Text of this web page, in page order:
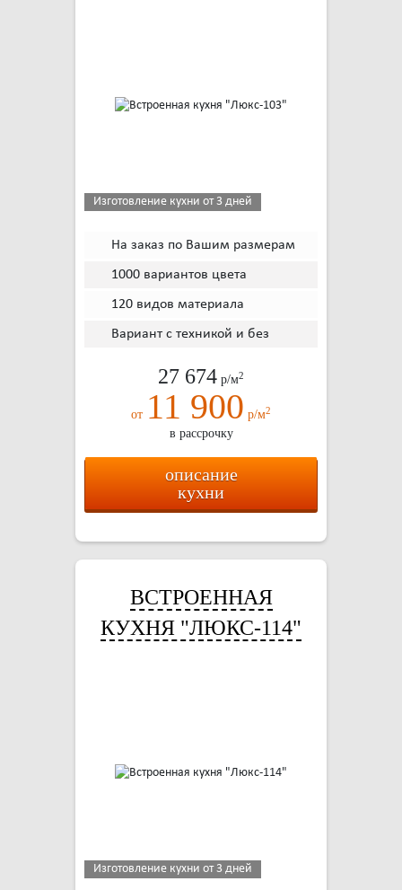
Изготовление кухни от 3 дней
На заказ по Вашим размерам
1000 вариантов цвета
120 видов материала
Вариант с техникой и без
27 674 р/м2
от 11 900 р/м2
в рассрочку
описание
кухни
ВСТРОЕННАЯ
КУХНЯ "ЛЮКС-114"
Изготовление кухни от 3 дней